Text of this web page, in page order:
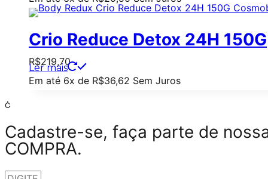
Crio Reduce Detox 24H 150G
R$219,70
Ler mais
Em até 6x de R$36,62 Sem Juros
Cadastre-se, faça parte de
COMPRA.